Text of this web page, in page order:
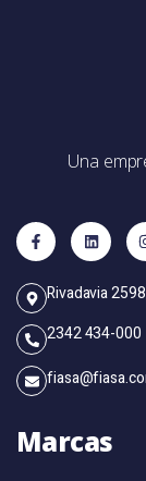
Una
Rivadavia
2342 434-000
Marcas